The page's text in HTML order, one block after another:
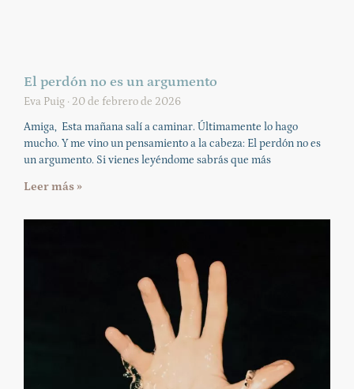
El perdón no es un argumento
Eva Puig
20 de febrero de 2026
Amiga, Esta mañana salí a caminar. Últimamente lo hago
mucho. Y me vino un pensamiento a la cabeza: El perdón no es
un argumento. Si vienes leyéndome sabrás que más
Leer más »